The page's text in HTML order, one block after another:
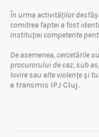
În urma activităților
comitrea faptei a fost
instituției competente
De asemenea, cercetările
procurorului de caz, sub
lovire sau alte violențe și
a transmis IPJ Cluj.